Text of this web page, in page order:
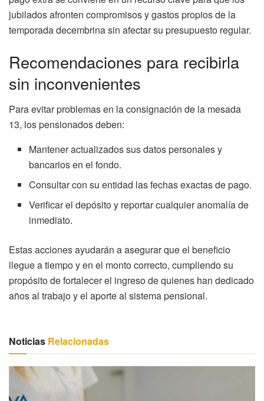
jubilados afronten compromisos y gastos propios de la
temporada decembrina sin afectar su presupuesto regular.
Recomendaciones para recibirla
sin inconvenientes
Para evitar problemas en la consignación de la mesada
13, los pensionados deben:
Mantener actualizados sus datos personales y
bancarios en el fondo.
Consultar con su entidad las fechas exactas de pago.
Verificar el depósito y reportar cualquier anomalía de
inmediato.
Estas acciones ayudarán a asegurar que el beneficio
llegue a tiempo y en el monto correcto, cumpliendo su
propósito de fortalecer el ingreso de quienes han dedicado
años al trabajo y el aporte al sistema pensional.
Noticias Relacionadas